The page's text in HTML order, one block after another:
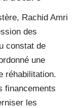
Rachid Amri
des
constat de
une
réhabilitation.
financements
les